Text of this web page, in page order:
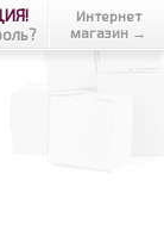
Интернет
магазин →